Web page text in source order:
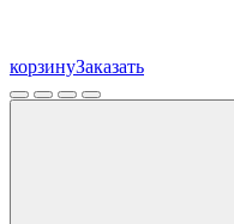
корзинуЗаказать